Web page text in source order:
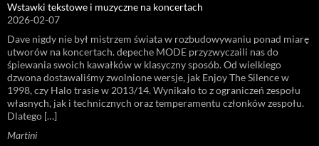
Wstawki tekstowe i muzyczne na koncertach
2026-02-07
Dave nigdy nie był mistrzem świata w rozbudowywaniu ponad miarę
utworów na koncertach. depeche MODE przyzwyczaili nas do
śpiewania swoich kawałków w klasyczny sposób. Od wielkiego
dzwona dostawaliśmy zwolnione wersje, jak Enjoy The Silence w
1998, czy Halo trasie w 2013/14. Wynikało to z ograniczeń zespołu
własnych, jak i technicznych oraz temperamentu członków zespołu.
Dlatego […]
Martini